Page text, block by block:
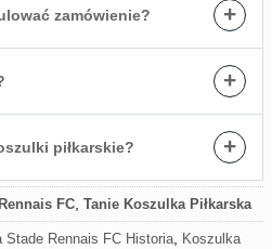
zamówienie? +
+
piłkarskie? +
FC, Tanie Koszulka Piłkarska
Stade Rennais FC Historia, Koszulka